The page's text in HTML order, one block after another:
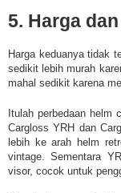
5. Harga
Harga keduanya tidak
sedikit lebih murah
mahal sedikit karena
Itulah perbedaan helm
Cargloss YRH dan
lebih ke arah helm
vintage. Sementara
visor, cocok untuk